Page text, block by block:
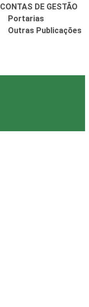
CONTAS DE GESTÃO
Portarias
Outras Publicações